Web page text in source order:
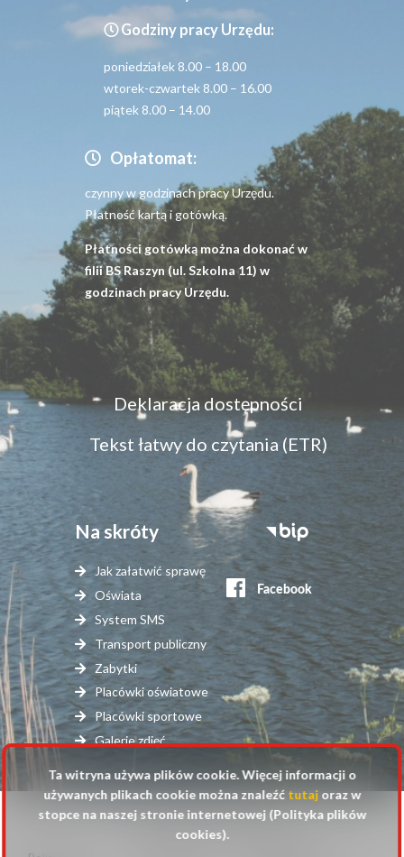
Godziny pracy Urzędu:
poniedziałek 8.00 – 18.00
wtorek-czwartek 8.00 – 16.00
piątek 8.00 – 14.00
Opłatomat:
czynny w godzinach pracy Urzędu.
Płatność kartą i gotówką.
Płatności gotówką można dokonać w
filii BS Raszyn (ul. Szkolna 11) w
godzinach pracy Urzędu.
Menu
dostępność
Deklaracja dostępności
Tekst łatwy do czytania (ETR)
Na skróty
Jak załatwić sprawę
Oświata
System SMS
Transport publiczny
Zabytki
Placówki oświatowe
Placówki sportowe
Galerie zdjęć
Stopka
serwisy
zewnętrzne
© 2025 Urząd Gminy Raszyn
Ta witryna używa plików cookie. Więcej informacji o
używanych plikach cookie można znaleźć tutajoraz w
stopce na naszej stronie internetowej (Polityka plików
cookies).